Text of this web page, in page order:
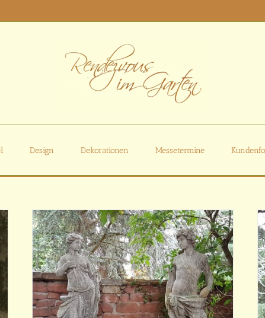
Design Dekorationen Messetermine